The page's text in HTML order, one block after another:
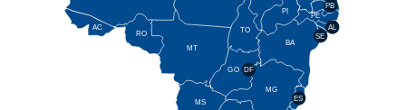
TO
BA
SE
PE
AL
PI
AC
RO
MT
MS
GO
MG
ES
DF
PB